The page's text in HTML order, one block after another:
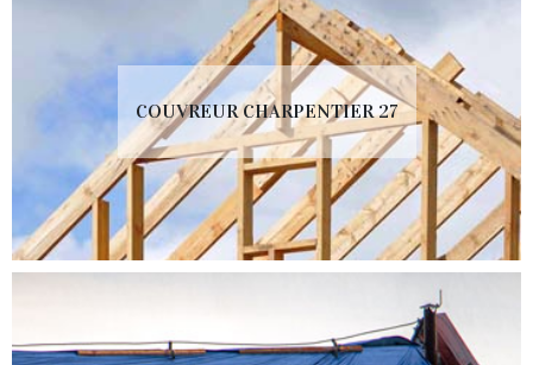
COUVREUR CHARPENTIER 27